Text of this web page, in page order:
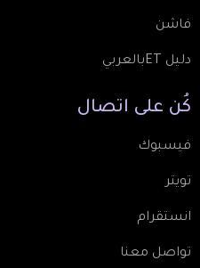
فاشن
دليل ETبالعربي
كُن على اتصال
فيسبوك
تويتر
انستقرام
تواصل معنا